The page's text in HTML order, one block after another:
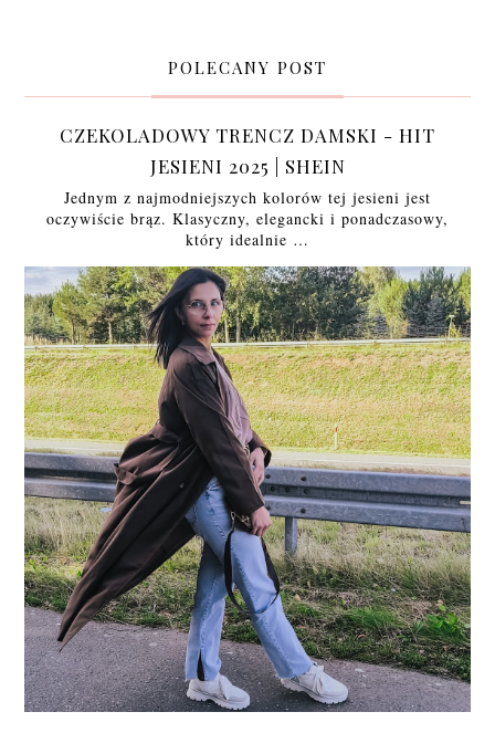
POLECANY POST
CZEKOLADOWY TRENCZ DAMSKI - HIT
JESIENI 2025 | SHEIN
Jednym z najmodniejszych kolorów tej jesieni jest
oczywiście brąz. Klasyczny, elegancki i ponadczasowy,
który idealnie …